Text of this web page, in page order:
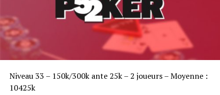
Niveau 33 – 150k/300k ante 25k – 2 joueurs – Moyenne :
10425k